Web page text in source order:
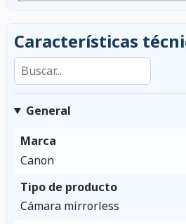
Características
Buscar en las características
General
Marca
Canon
Tipo de producto
Cámara mirrorless